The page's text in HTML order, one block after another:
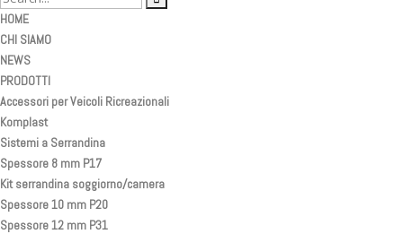
HOME
CHI SIAMO
NEWS
PRODOTTI
Accessori per Veicoli Ricreazionali
Komplast
Sistemi a Serrandina
Spessore 8 mm P17
Kit serrandina soggiorno/camera
Spessore 10 mm P20
Spessore 12 mm P31